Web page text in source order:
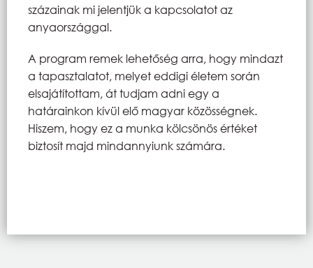
százainak mi jelentjük a kapcsolatot az
anyaországgal.
A program remek lehetőség arra, hogy mindazt
a tapasztalatot, melyet eddigi életem során
elsajátítottam, át tudjam adni egy a
határainkon kívül elő magyar közösségnek.
Hiszem, hogy ez a munka kölcsönös értéket
biztosít majd mindannyiunk számára.